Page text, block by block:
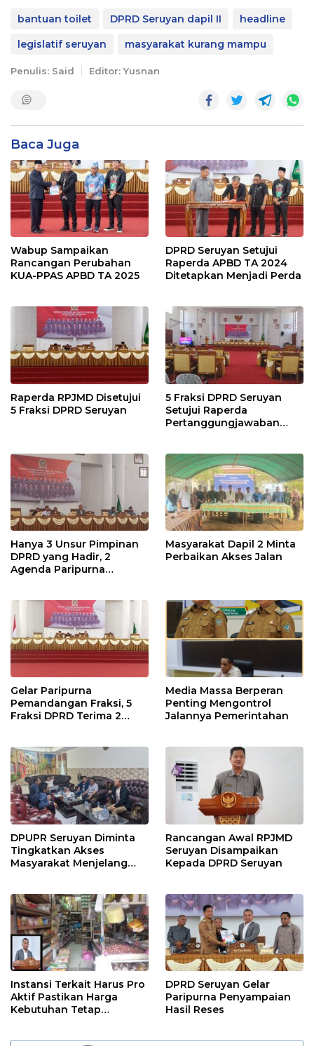
bantuan toilet DPRD Seruyan dapil II
headline
legislatif seruyan
masyarakat kurang mampu
Penulis: Said Editor: Yusnan
Baca Juga
Wabup Sampaikan
Rancangan Perubahan
KUA-PPAS APBD TA 2025
DPRD Seruyan Setujui
Raperda APBD TA 2024
Ditetapkan Menjadi Perda
Raperda RPJMD Disetujui
5 Fraksi DPRD Seruyan
5 Fraksi DPRD Seruyan
Setujui Raperda
Pertanggungjawaban
Hanya 3 Unsur Pimpinan
DPRD yang Hadir, 2
Agenda Paripurna
Masyarakat Dapil 2 Minta
Perbaikan Akses Jalan
Gelar Paripurna
Pemandangan Fraksi, 5
Fraksi DPRD Terima 2
Media Massa Berperan
Penting Mengontrol
Jalannya Pemerintahan
DPUPR Seruyan Diminta
Tingkatkan Akses
Masyarakat Menjelang
Rancangan Awal RPJMD
Seruyan Disampaikan
Kepada DPRD Seruyan
Instansi Terkait Harus Pro
Aktif Pastikan Harga
Kebutuhan Tetap
DPRD Seruyan Gelar
Paripurna Penyampaian
Hasil Reses